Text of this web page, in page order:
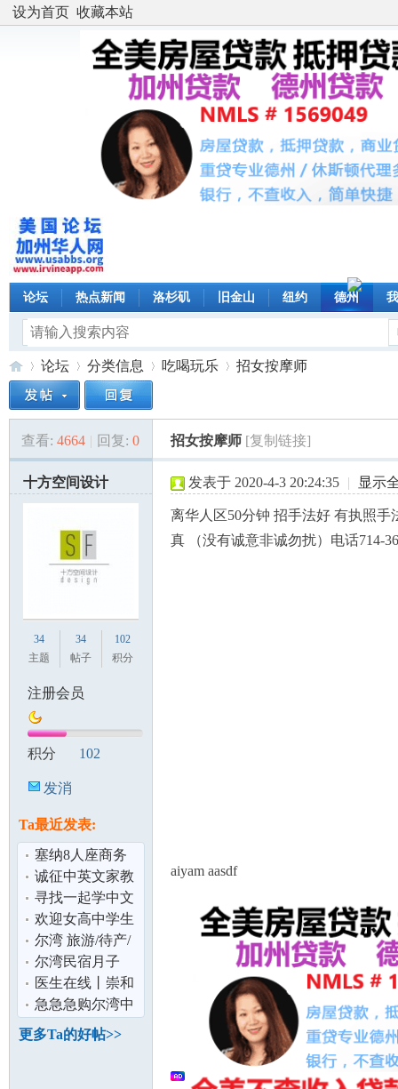
设为首页 收藏本站
论坛 热点新闻 洛杉矶 旧金山 纽约 德州
美»
论坛
›
分类信息 吃喝玩乐
›
招女按摩师
查看: 4664 | 回复: 0 招女按摩师 [复制链接]
十方空间设计
34
主题
34
帖子
102
积分
注册会员
积分 102
发消
Ta最近发表:
塞纳8人座商务
车出租,赴美生子
DIY最适合
诚征中英文家教
ARCADIA 亚凯
迪亚
寻找一起学中文
的小伙伴
欢迎女高中学生
寄宿 美国尔湾顶
级学区全职
尔湾 旅游/待产/
商务 首选 高档社
区 2房2卫
尔湾民宿月子
949-212-3705 免
费专车接送 看
医生在线丨崇和
平医生这个华裔
医生值得你考
急急急购尔湾中
餐馆
更多Ta的好帖>>
发表于 2020-4-3 20:24:35 | 显示
离华人区50分钟 招手法好 有执照手
真 （没有诚意非诚勿扰）电话714-
aiyam aasdf